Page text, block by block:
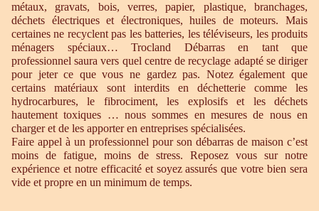
métaux, gravats, bois, verres, papier, plastique, branchages,
déchets électriques et électroniques, huiles de moteurs. Mais
certaines ne recyclent pas les batteries, les téléviseurs, les produits
ménagers spéciaux… Trocland Débarras en tant que
professionnel saura vers quel centre de recyclage adapté se diriger
pour jeter ce que vous ne gardez pas. Notez également que
certains matériaux sont interdits en déchetterie comme les
hydrocarbures, le fibrociment, les explosifs et les déchets
hautement toxiques … nous sommes en mesures de nous en
charger et de les apporter en entreprises spécialisées.
Faire appel à un professionnel pour son débarras de maison c’est
moins de fatigue, moins de stress. Reposez vous sur notre
expérience et notre efficacité et soyez assurés que votre bien sera
vide et propre en un minimum de temps.